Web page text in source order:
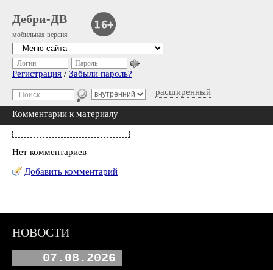
Дебри-ДВ
мобильная версия
расширенный
Логин Пароль
Регистрация / Забыли пароль?
Комментарии к материалу
Нет комментариев
Добавить комментарий
НОВОСТИ
07.08.2026